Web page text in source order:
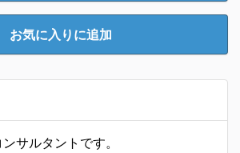
お気に入りに追加
サルタントです。